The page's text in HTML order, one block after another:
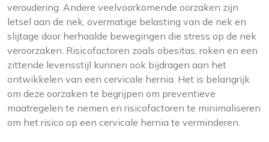
veroudering. Andere veelvoorkomende oorzaken zijn
letsel aan de nek, overmatige belasting van de nek en
slijtage door herhaalde bewegingen die stress op de nek
veroorzaken. Risicofactoren zoals obesitas, roken en een
zittende levensstijl kunnen ook bijdragen aan het
ontwikkelen van een cervicale hernia. Het is belangrijk
om deze oorzaken te begrijpen om preventieve
maatregelen te nemen en risicofactoren te minimaliseren
om het risico op een cervicale hernia te verminderen.